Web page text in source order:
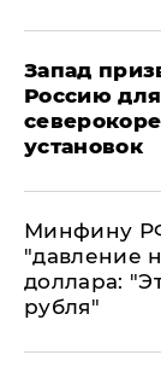
Запад
Россию
установок
Минфину
"давление
доллара:
рубля"